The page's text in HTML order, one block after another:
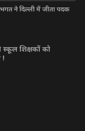
ने दिल्ली में जीता पदक
शिक्षकों को
!